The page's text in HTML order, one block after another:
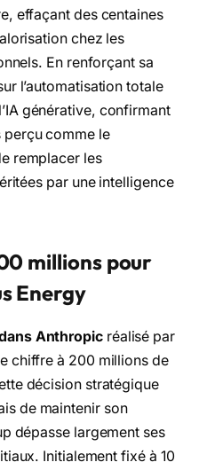
effaçant des centaines
chez les
En renforçant sa
l’automatisation totale
générative, confirmant
perçu comme le
remplacer les
par une intelligence
millions pour
Energy
Anthropicréalisé par
chiffre à 200 millions de
décision stratégique
de maintenir son
dépasse largement ses
Initialement fixé à 10